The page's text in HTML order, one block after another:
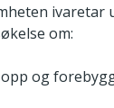
ivaretar
om:
og